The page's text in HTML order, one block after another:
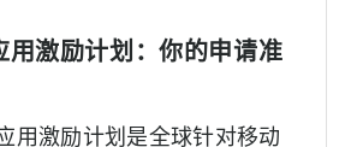
用激励计划：你的申请准
用激励计划是全球针对移动